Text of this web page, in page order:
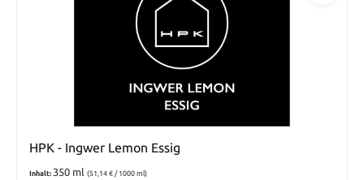
HPK - Ingwer Lemon Essig
Inhalt: 350 ml (51,14 € / 1000 ml)